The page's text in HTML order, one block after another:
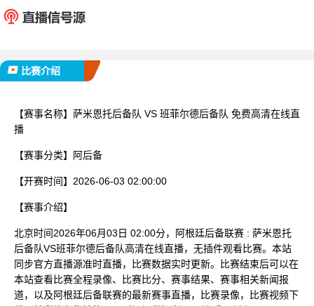
比赛介绍
【赛事名称】 萨米恩托后备队 VS 班菲尔德后备队 免费高清在线直
播
【赛事分类】 阿后备
【开赛时间】 2026-06-03 02:00:00
【赛事介绍】
北京时间2026年06月03日 02:00分，阿根廷后备联赛 : 萨米恩托
后备队VS班菲尔德后备队高清在线直播，无插件观看比赛。本站
同步官方直播源准时直播，比赛数据实时更新。比赛结束后可以在
本站查看比赛全程录像、比赛比分、赛事结果、赛事相关新闻报
道，以及阿根廷后备联赛的最新赛事直播，比赛录像，比赛视频下